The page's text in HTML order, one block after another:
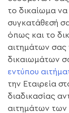
το δικαίωμα
συγκατάθεσή
όπως και το
αιτημάτων σας
δικαιωμάτων
εντύπου
την Εταιρεία
διαδικασίας
αιτημάτων των